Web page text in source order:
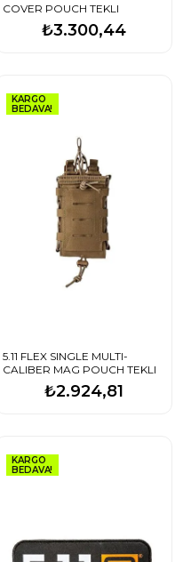
COVER POUCH TEKLI
₺3.300,44
KARGO
BEDAVA!
5.11 FLEX SINGLE MULTI-
CALIBER MAG POUCH TEKLI
₺2.924,81
KARGO
BEDAVA!